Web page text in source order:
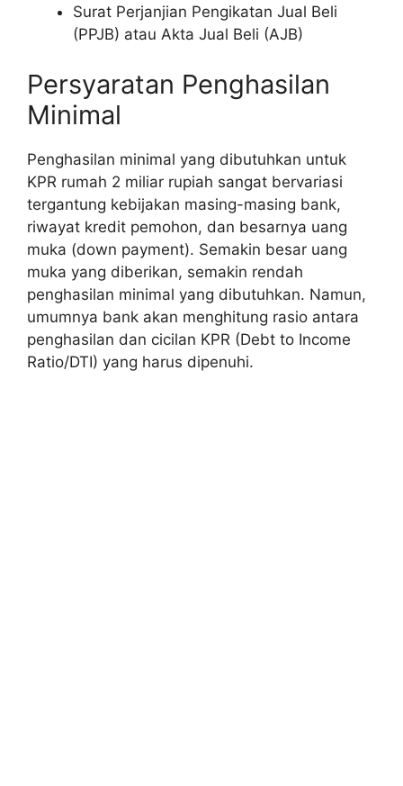
Surat Perjanjian Pengikatan Jual Beli
(PPJB) atau Akta Jual Beli (AJB)
Persyaratan Penghasilan
Minimal
Penghasilan minimal yang dibutuhkan untuk
KPR rumah 2 miliar rupiah sangat bervariasi
tergantung kebijakan masing-masing bank,
riwayat kredit pemohon, dan besarnya uang
muka (down payment). Semakin besar uang
muka yang diberikan, semakin rendah
penghasilan minimal yang dibutuhkan. Namun,
umumnya bank akan menghitung rasio antara
penghasilan dan cicilan KPR (Debt to Income
Ratio/DTI) yang harus dipenuhi.